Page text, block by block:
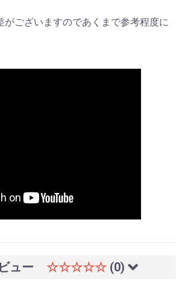
がございますのであくまで参考程度に
ュー ☆☆☆☆☆ (0)